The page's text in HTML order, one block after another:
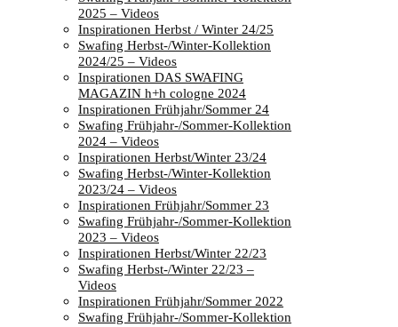
2025 – Videos
Inspirationen Herbst / Winter 24/25
Swafing Herbst-/Winter-Kollektion
2024/25 – Videos
Inspirationen DAS SWAFING
MAGAZIN h+h cologne 2024
Inspirationen Frühjahr/Sommer 24
Swafing Frühjahr-/Sommer-Kollektion
2024 – Videos
Inspirationen Herbst/Winter 23/24
Swafing Herbst-/Winter-Kollektion
2023/24 – Videos
Inspirationen Frühjahr/Sommer 23
Swafing Frühjahr-/Sommer-Kollektion
2023 – Videos
Inspirationen Herbst/Winter 22/23
Swafing Herbst-/Winter 22/23 –
Videos
Inspirationen Frühjahr/Sommer 2022
Swafing Frühjahr-/Sommer-Kollektion